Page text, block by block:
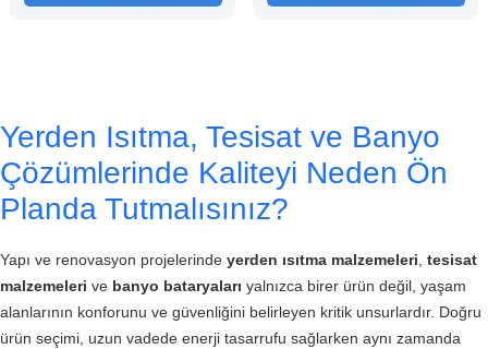
Yerden Isıtma, Tesisat ve Banyo
Çözümlerinde Kaliteyi Neden Ön
Planda Tutmalısınız?
Yapı ve renovasyon projelerinde yerden ısıtma malzemeleri tesisat
malzemeleri ve banyo bataryaları yalnızca birer ürün değil, yaşam
alanlarının konforunu ve güvenliğini belirleyen kritik unsurlardır. Doğru
ürün seçimi, uzun vadede enerji tasarrufu sağlarken aynı zamanda